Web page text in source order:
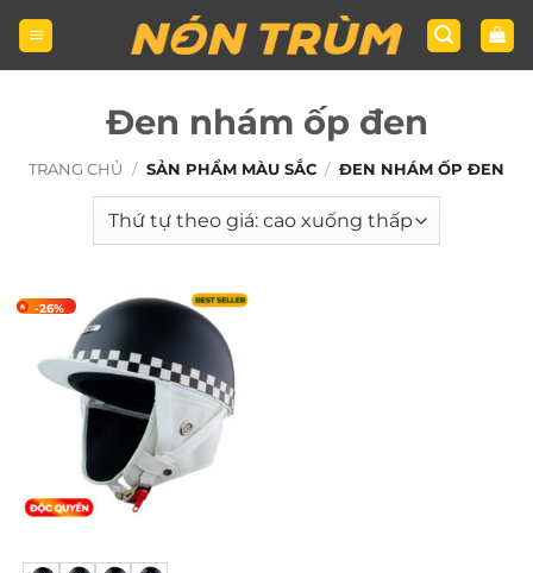
Bỏ
qua
nội
Đen nhám ốp đen
TRANG CHỦ / SẢN PHẨM MÀU SẮC / ĐEN NHÁM ỐP ĐEN
-26%